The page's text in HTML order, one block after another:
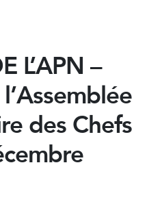
L’APN –
des Chefs